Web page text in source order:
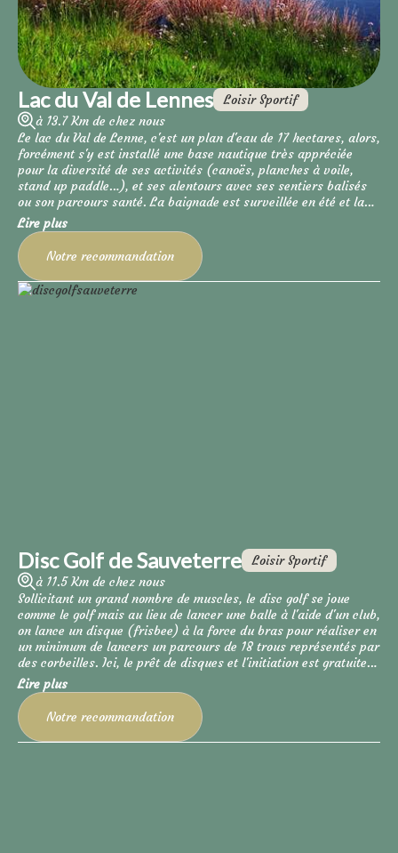
Lac du Val de Lennes
Loisir Sportif
à 13.7 Km de chez nous
Le lac du Val de Lenne, c'est un plan d'eau de 17 hectares, alors,
forcément s'y est installé une base nautique très appréciée
pour la diversité de ses activités (canoës, planches à voile,
stand up paddle…), et ses alentours avec ses sentiers balisés
ou son parcours santé. La baignade est surveillée en été et la
buvette promet des boissons fraîches.
Lire plus
Notre recommandation
Disc Golf de Sauveterre
Loisir Sportif
à 11.5 Km de chez nous
Sollicitant un grand nombre de muscles, le disc golf se joue
comme le golf mais au lieu de lancer une balle à l'aide d'un club,
on lance un disque (frisbee) à la force du bras pour réaliser en
un minimum de lancers un parcours de 18 trous représentés par
des corbeilles. Ici, le prêt de disques et l'initiation est gratuite
pour les joueurs débutants et l'accès libre. Une discipline à
découvrir en famille.
Lire plus
Notre recommandation